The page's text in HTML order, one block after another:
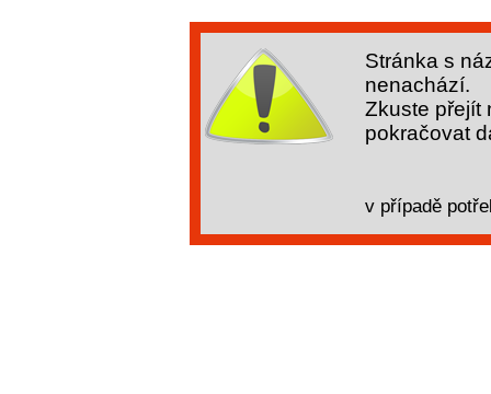
Stránka s
nenachází.
Zkuste přejít
pokračovat
v případě